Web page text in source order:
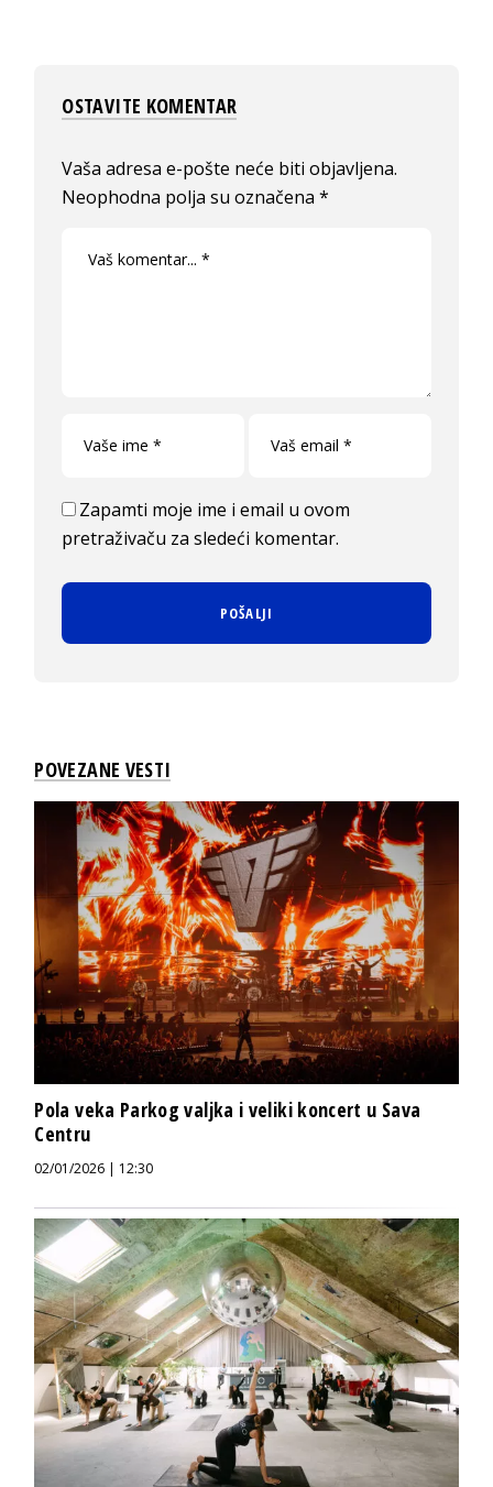
OSTAVITE KOMENTAR
Vaša adresa e-pošte neće biti objavljena.
Neophodna polja su označena*
Zapamti moje ime i email u ovom
pretraživaču za sledeći komentar.
POVEZANE VESTI
Pola veka Parkog valjka i veliki koncert u Sava
Centru
02/01/2026 | 12:30